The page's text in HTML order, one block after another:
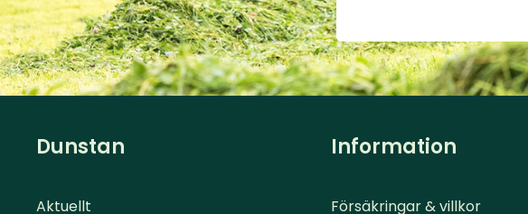
Dunstan
Aktuellt
Information
Försäkringar & villkor